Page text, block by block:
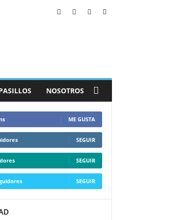
NOSOTROS
ME GUSTA
SEGUIR
SEGUIR
SEGUIR